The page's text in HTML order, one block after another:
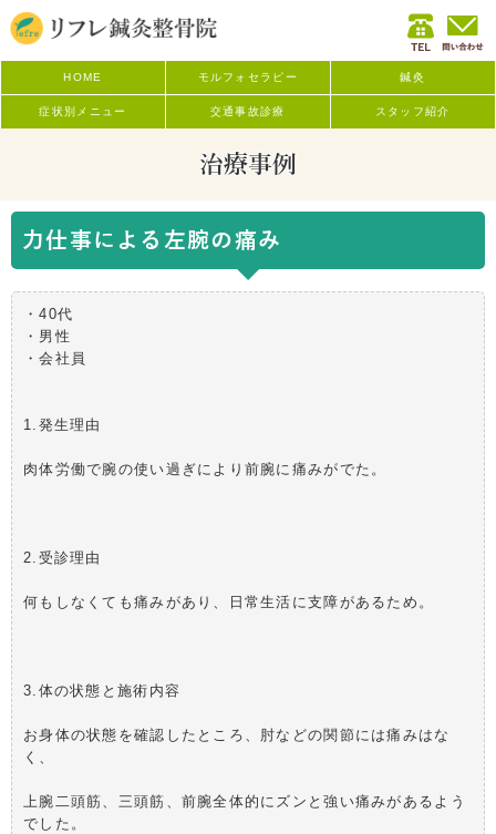
HOME モルフォセラピー 鍼灸
症状別メニュー 交通事故診療 スタッフ紹介
治療事例
力仕事による左腕の痛み
・40代
・男性
・会社員
1.発生理由
肉体労働で腕の使い過ぎにより前腕に痛みがでた。
2.受診理由
何もしなくても痛みがあり、日常生活に支障があるため。
3.体の状態と施術内容
お身体の状態を確認したところ、肘などの関節には痛みはな
く、
上腕二頭筋、三頭筋、前腕全体的にズンと強い痛みがあるよう
でした。